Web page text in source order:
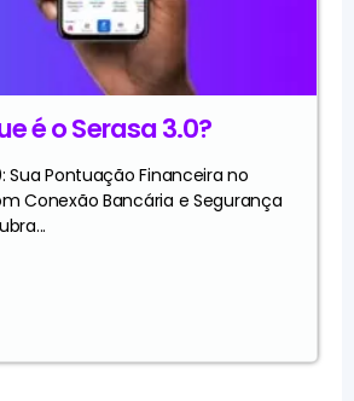
é o Serasa 3.0?
Sua Pontuação Financeira no
Conexão Bancária e Segurança